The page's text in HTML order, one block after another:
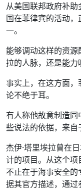
从美国联邦政府补
国在菲律宾的活动
一。
能够调动这样的资源
拉的人脉，还是能力
事实上，在这方面，
论不绝于耳。
有人称他故意制造
些说法的依据，来自
杰伊·塔里埃拉曾在
计的项目。从这个项
不止在于海事安全的
据其官方描述，通